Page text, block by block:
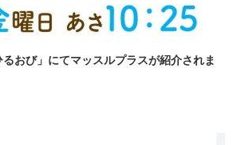
るおび」にてマッスルプラスが紹介されま